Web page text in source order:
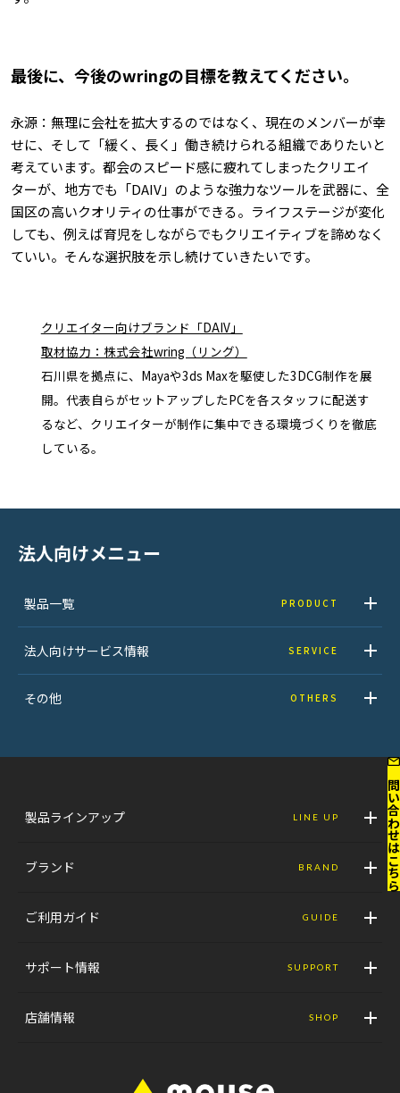
――最後に、今後のwringの目標を教えてください。
永源：無理に会社を拡大するのではなく、現在のメンバーが幸
せに、そして「緩く、長く」働き続けられる組織でありたいと
考えています。都会のスピード感に疲れてしまったクリエイ
ターが、地方でも「DAIV」のような強力なツールを武器に、全
国区の高いクオリティの仕事ができる。ライフステージが変化
しても、例えば育児をしながらでもクリエイティブを諦めなく
ていい。そんな選択肢を示し続けていきたいです。
クリエイター向けブランド「DAIV」
取材協力：株式会社wring（リング）
石川県を拠点に、Mayaや3ds Maxを駆使した3DCG制作を展
開。代表自らがセットアップしたPCを各スタッフに配送す
るなど、クリエイターが制作に集中できる環境づくりを徹底
している。
法人向けメニュー
製品一覧 PRODUCT
法人向けサービス情報 SERVICE
その他 OTHERS
お問い合
製品ラインアップ LINE UP
ブランド BRAND
ご利用ガイド GUIDE
サポート情報 SUPPORT
店舗情報 SHOP